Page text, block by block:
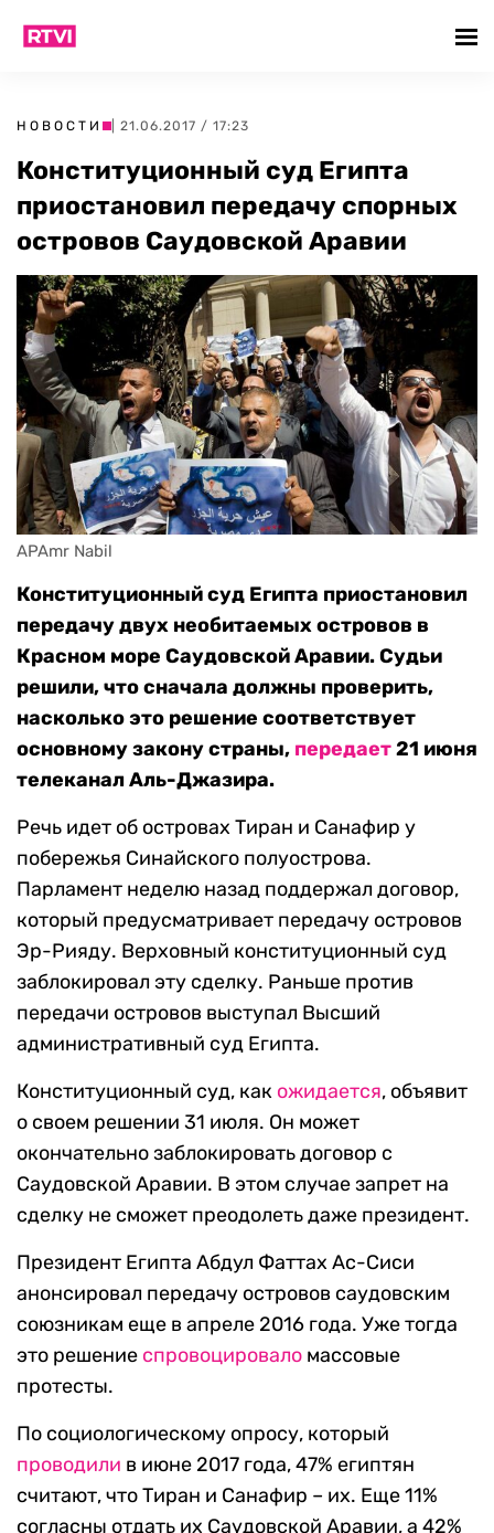
НОВОСТИ | 21.06.2017 / 17:23
Конституционный суд Египта
приостановил передачу спорных
островов Саудовской Аравии
APAmr Nabil
Конституционный суд Египта приостановил
передачу двух необитаемых островов в
Красном море Саудовской Аравии. Судьи
решили, что сначала должны проверить,
насколько это решение соответствует
основному закону страны, передает21 июня
телеканал Аль-Джазира.
Речь идет об островах Тиран и Санафир у
побережья Синайского полуострова.
Парламент неделю назад поддержал договор,
который предусматривает передачу островов
Эр-Рияду. Верховный конституционный суд
заблокировал эту сделку. Раньше против
передачи островов выступал Высший
административный суд Египта.
Конституционный суд, как ожидается, объявит
о своем решении 31 июля. Он может
окончательно заблокировать договор с
Саудовской Аравии. В этом случае запрет на
сделку не сможет преодолеть даже президент.
Президент Египта Абдул Фаттах Ас-Сиси
анонсировал передачу островов саудовским
союзникам еще в апреле 2016 года. Уже тогда
это решение спровоцировало массовые
протесты.
По социологическому опросу, который
проводили в июне 2017 года, 47% египтян
считают, что Тиран и Санафир – их. Еще 11%
согласны отдать их Саудовской Аравии, а 42%